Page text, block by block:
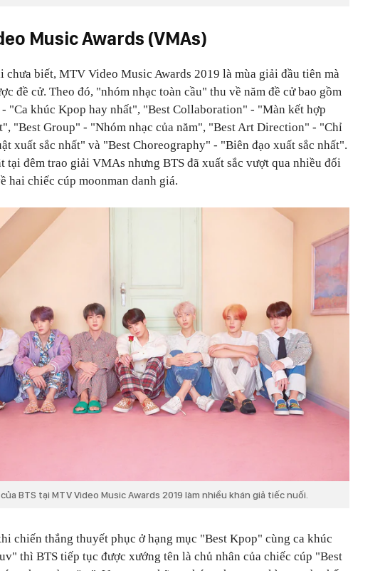
Music Awards (VMAs)
chưa biết, MTV Video Music Awards 2019 là mùa giải đầu tiên mà
đề cử. Theo đó, "nhóm nhạc toàn cầu" thu về năm đề cử bao gồm
"Ca khúc Kpop hay nhất", "Best Collaboration" - "Màn kết hợp
"Best Group" - "Nhóm nhạc của năm", "Best Art Direction" - "Chỉ
xuất sắc nhất" và "Best Choreography" - "Biên đạo xuất sắc nhất".
tại đêm trao giải VMAs nhưng BTS đã xuất sắc vượt qua nhiều đối
hai chiếc cúp moonman danh giá.
BTS tại MTV Video Music Awards 2019 làm nhiều khán giả tiếc nuối.
chiến thắng thuyết phục ở hạng mục "Best Kpop" cùng ca khúc
thì BTS tiếp tục được xướng tên là chủ nhân của chiếc cúp "Best